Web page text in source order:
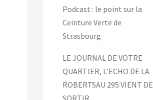
Podcast : le point sur la
Ceinture Verte de
Strasbourg
LE JOURNAL DE VOTRE
QUARTIER, L’ECHO DE LA
ROBERTSAU 295 VIENT DE